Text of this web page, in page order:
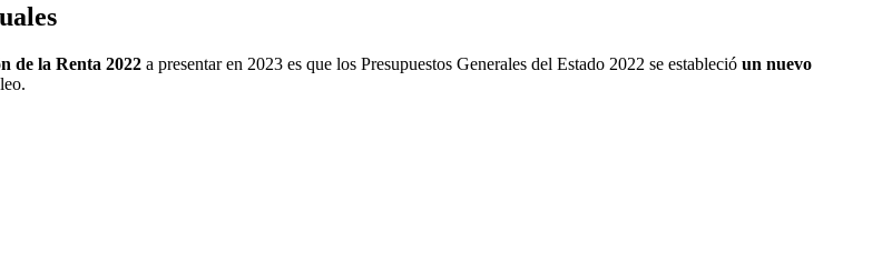
de la Renta 2022 a presentar en 2023 es que los Presupuestos Generales del Estado 2022 se estableció un nuevo